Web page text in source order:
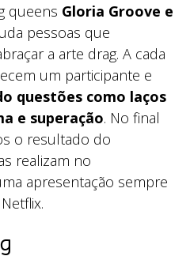
queens Gloria Groove e
pessoas que
a arte drag. A cada
um participante e
questões como laços
e superação. No final
o resultado do
realizam no
apresentação sempre